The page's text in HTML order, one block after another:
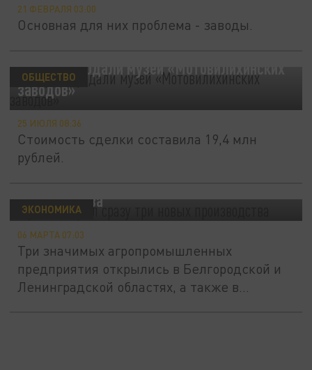
21 ФЕВРАЛЯ 03:00
Основная для них проблема - заводы.
В Перми продали музей «Мотовилихинских
заводов»
ОБЩЕСТВО
25 ИЮЛЯ 08:36
Стоимость сделки составила 19,4 млн
рублей.
производства
ЭКОНОМИКА
06 МАРТА 07:03
Три значимых агропромышленных
предприятия открылись в Белгородской и
Ленинградской областях, а также в...